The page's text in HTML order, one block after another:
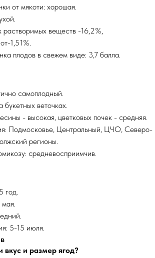
от мякоти: хорошая.
растворимых веществ -16,2%,
1,51%.
плодов в свежем виде: 3,7 балла.
самоплодный.
букетных веточках.
- высокая, цветковых почек - средняя.
Подмосковье, Центральный, ЦЧО, Северо-
регионы.
средневосприимчив.
год.
мая.
5-15 июля.
вкус и размер ягод?